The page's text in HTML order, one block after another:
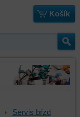
Košík
Servis bŕzd